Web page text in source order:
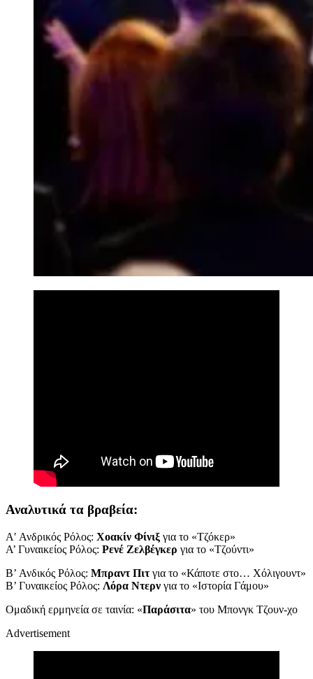
Αναλυτικά τα βραβεία:
Α′ Ανδρικός Ρόλος: Χοακίν Φίνιξ για το «Τζόκερ»
A’ Γυναικείος Ρόλος: Ρενέ Ζελβέγκερ για το «Τζούντι»
B’ Ανδικός Ρόλος: Μπραντ Πιτγια το «Κάποτε στο… Χόλιγουντ»
B’ Γυναικείος Ρόλος: Λόρα Ντερν για το «Ιστορία Γάμου»
Ομαδική ερμηνεία σε ταινία: «Παράσιτα» του Μπονγκ Τζουν-χο
Advertisement